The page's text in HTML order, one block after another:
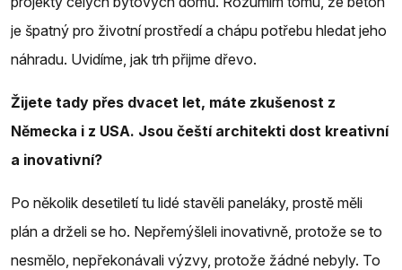
je špatný pro životní prostředí a chápu potřebu hledat jeho
náhradu. Uvidíme, jak trh přijme dřevo.
Žijete tady přes dvacet let, máte zkušenost z
Německa i z USA. Jsou čeští architekti dost kreativní
a inovativní?
Po několik desetiletí tu lidé stavěli paneláky, prostě měli
plán a drželi se ho. Nepřemýšleli inovativně, protože se to
nesmělo, nepřekonávali výzvy, protože žádné nebyly. To